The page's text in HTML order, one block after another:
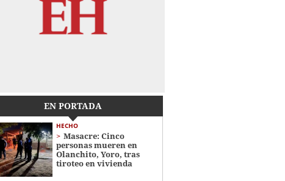
EN PORTADA
HECHO
Masacre: Cinco
personas mueren en
Olanchito, Yoro, tras
tiroteo en vivienda